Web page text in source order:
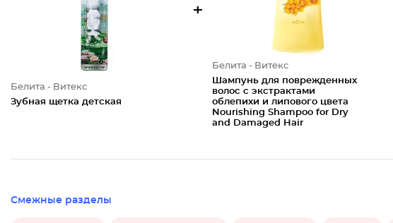
Белита - Витекс
Зубная щетка детская
+
Белита - Витекс
Шампунь для поврежденных
волос с экстрактами
облепихи и липового цвета
Nourishing Shampoo for Dry
and Damaged Hair
Смежные разделы